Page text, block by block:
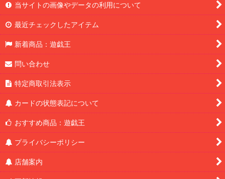
当サイトの画像やデータの利用について
最近チェックしたアイテム
新着商品：遊戯王
問い合わせ
特定商取引法表示
カードの状態表記について
おすすめ商品：遊戯王
プライバシーポリシー
店舗案内